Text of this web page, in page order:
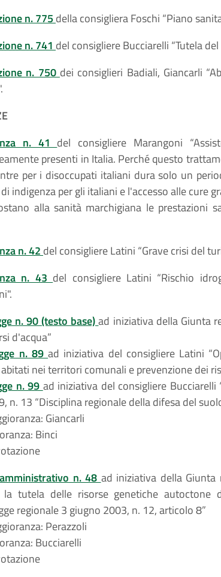
n. 775 della consigliera Foschi “Piano
n. 741 del consigliere Bucciarelli “Tutela
n. 750 dei consiglieri Badiali, Giancarli
n. 41 del consigliere Marangoni
presenti in Italia. Perché questo
per i disoccupati italiani dura solo un
indigenza per gli italiani e l'accesso alle cure
alla sanità marchigiana le prestazioni
n. 42 del consigliere Latini “Grave crisi del
n. 43 del consigliere Latini “Rischio
n. 90 (testo base)ad iniziativa della Giunta
d'acqua”
n. 89ad iniziativa del consigliere Latini
nei territori comunali e prevenzione dei
n. 99 ad iniziativa del consigliere
n. 13 “Disciplina regionale della difesa del
Giancarli
Binci
n. 48 ad iniziativa della Giunta
tutela delle risorse genetiche autoctone
regionale 3 giugno 2003, n. 12, articolo 8”
Perazzoli
Bucciarelli